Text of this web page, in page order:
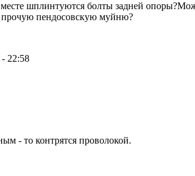
шплинтуются болты задней
пендосовскую муйню?
22:58
- то контрятся проволокой.